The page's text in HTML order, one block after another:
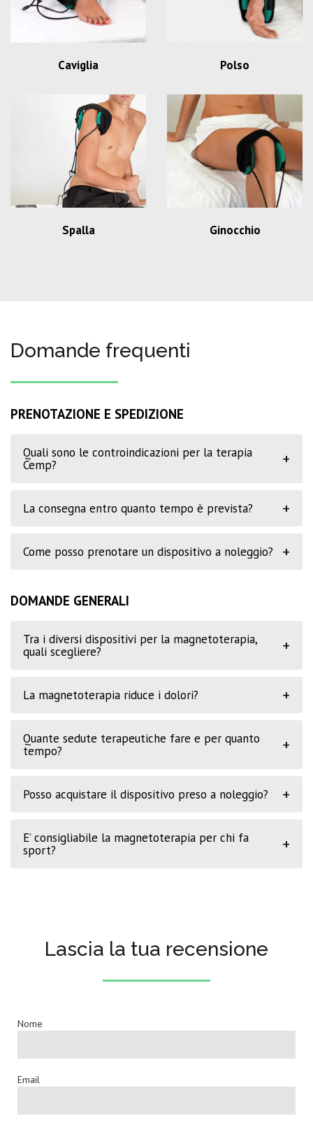
Caviglia Polso
Spalla Ginocchio
Domande frequenti
PRENOTAZIONE E SPEDIZIONE
Quali sono le controindicazioni per la terapia
Cemp?
+
La consegna entro quanto tempo è prevista? +
Come posso prenotare un dispositivo a noleggio? +
DOMANDE GENERALI
Tra i diversi dispositivi per la magnetoterapia,
quali scegliere?
+
La magnetoterapia riduce i dolori? +
Quante sedute terapeutiche fare e per quanto
tempo?
+
Posso acquistare il dispositivo preso a noleggio? +
E’ consigliabile la magnetoterapia per chi fa
sport?
+
Lascia la tua recensione
Nome
Email